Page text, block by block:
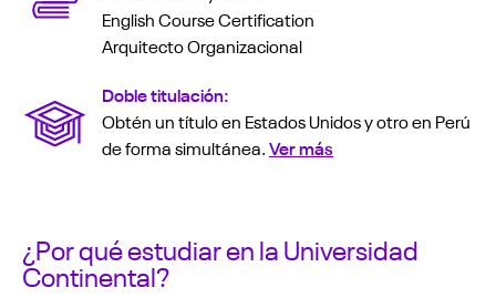
English Course Certification
Arquitecto Organizacional
Doble titulación:
Obtén un título en Estados Unidos y otro en Perú
de forma simultánea.Ver más
¿Por qué estudiar en la Universidad
Continental?